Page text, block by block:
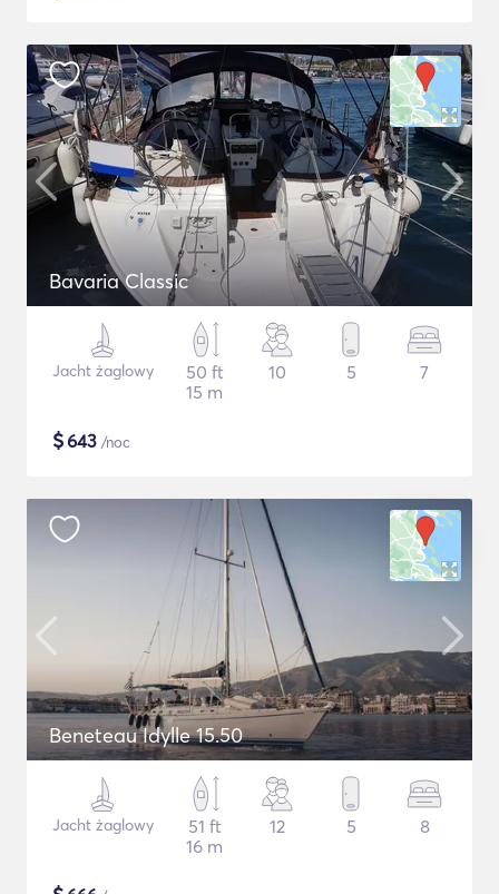
Bavaria Classic
Jacht żaglowy
50 ft
15 m
10 5 7
$643 /noc
Beneteau Idylle 15.50
Jacht żaglowy
51 ft
16 m
12 5 8